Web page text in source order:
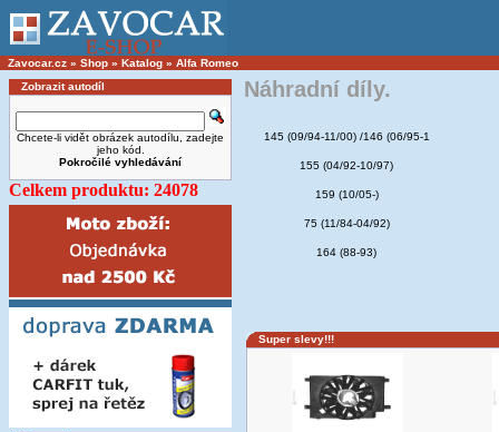
Zavocar.cz » Shop » Katalog » Alfa Romeo
Zobrazit autodíl
Chcete-li vidět obrázek autodílu, zadejte
jeho kód.
Pokročilé vyhledávání
Celkem produktu: 24078
Náhradní díly.
145 (09/94-11/00) /146 (06/95-1
155 (04/92-10/97)
159 (10/05-)
75 (11/84-04/92)
164 (88-93)
Super slevy!!!